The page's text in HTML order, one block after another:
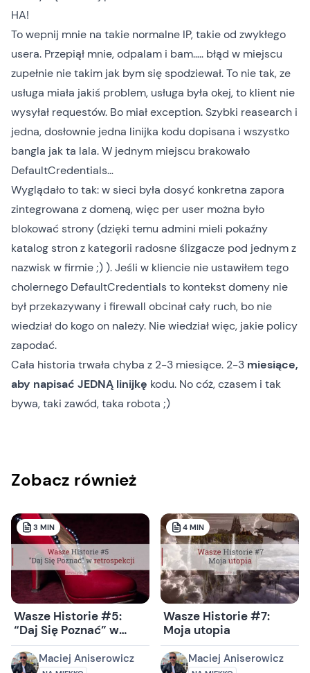
HA!
To wepnij mnie na takie normalne IP, takie od zwykłego
usera. Przepiął mnie, odpalam i bam….. błąd w miejscu
zupełnie nie takim jak bym się spodziewał. To nie tak, ze
usługa miała jakiś problem, usługa była okej, to klient nie
wysyłał requestów. Bo miał exception. Szybki reasearch i
jedna, dosłownie jedna linijka kodu dopisana i wszystko
bangla jak ta lala. W jednym miejscu brakowało
DefaultCredentials…
Wyglądało to tak: w sieci była dosyć konkretna zapora
zintegrowana z domeną, więc per user można było
blokować strony (dzięki temu admini mieli pokaźny
katalog stron z kategorii radosne ślizgacze pod jednym z
nazwisk w firmie ;) ). Jeśli w kliencie nie ustawiłem tego
cholernego DefaultCredentials to kontekst domeny nie
był przekazywany i firewall obcinał cały ruch, bo nie
wiedział do kogo on należy. Nie wiedział więc, jakie policy
zapodać.
Cała historia trwała chyba z 2-3 miesiące. 2-3 miesiące,
aby napisać JEDNĄ linijkę kodu. No cóż, czasem i tak
bywa, taki zawód, taka robota ;)
Zobacz również
3 MIN
Wasze Historie #5:
“Daj Się Poznać” w
retrospekcji
Maciej Aniserowicz
4 MIN
Wasze Historie #7:
Moja utopia
Maciej Aniserowicz